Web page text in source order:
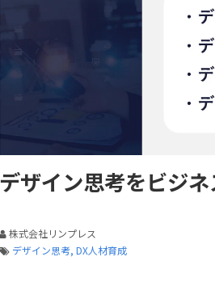
デザイン思考をビジ
株式会社リンプレス
デザイン思考 DX人材育成